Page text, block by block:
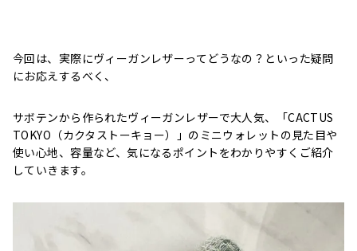
今回は、実際にヴィーガンレザーってどうなの？といった疑問
にお応えするべく、
サボテンから作られたヴィーガンレザーで大人気、「CACTUS
TOKYO（カクタストーキョー）」のミニウォレットの見た目や
使い心地、容量など、気になるポイントをわかりやすくご紹介
していきます。